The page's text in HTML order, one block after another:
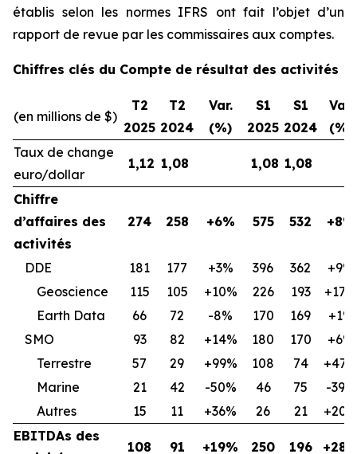
établis selon les normes IFRS ont fait l’objet d’un
rapport de revue par les commissaires aux comptes.
Chiffres clés du Compte de résultat des activités
(en millions de $)
T2
2025
T2
2024
Var.
(%)
S1
2025
S1
2024
Var.
(%)
Taux de change
euro/dollar
1,12 1,08 1,08 1,08
Chiffre
d’affaires des
activités
274 258 +6% 575 532 +8%
DDE 181 177 +3% 396 362
+9%
Geoscience
115 105 +10% 226 193
+17%
Earth Data
66 72 -8% 170 169
+1%
SMO
93 82 +14% 180 170
+6%
Terrestre
57 29 +99% 108 74
+47%
Marine
21 42 -50% 46 75
-39%
Autres
15 11 +36% 26 21
+20%
EBITDAs des
108 91 +19% 250 196